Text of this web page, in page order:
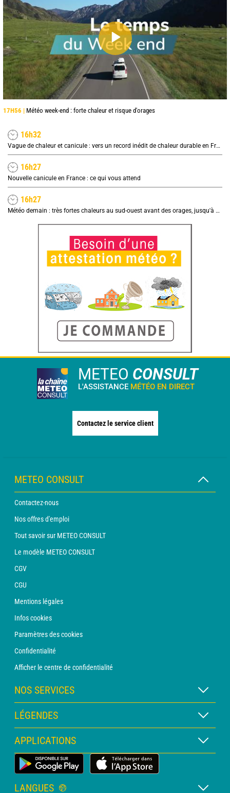
17H56 | Météo week-end : forte chaleur et risque d'orages
16h32
Vague de chaleur et canicule : vers un record inédit de chaleur durable en France
16h27
Nouvelle canicule en France : ce qui vous attend
16h27
Météo demain : très fortes chaleurs au sud-ouest avant des orages, jusqu'à 39°C
METEO CONSULT
L'ASSISTANCE MÉTÉO EN DIRECT
Contactez le service client
METEO CONSULT
Contactez-nous
Nos offres d'emploi
Tout savoir sur METEO CONSULT
Le modèle METEO CONSULT
CGV
CGU
Mentions légales
Infos cookies
Paramètres des cookies
Confidentialité
Afficher le centre de confidentialité
NOS SERVICES
Abonnement METEO Xpert
Abonnement METEO PRO
Consultation avec un prévisionniste
Bulletin PRO
LÉGENDES
Légende des cartes
Légende des pictogrammes
Glossaire
APPLICATIONS
Application Météo Terrestre
LANGUES